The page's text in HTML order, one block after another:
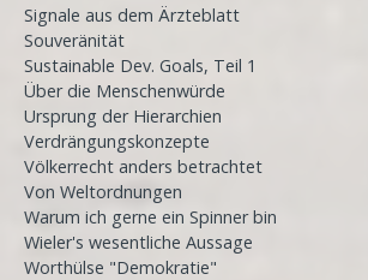
Signale aus dem Ärzteblatt
Souveränität
Sustainable Dev. Goals, Teil 1
Über die Menschenwürde
Ursprung der Hierarchien
Verdrängungskonzepte
Völkerrecht anders betrachtet
Von Weltordnungen
Warum ich gerne ein Spinner bin
Wieler's wesentliche Aussage
Worthülse "Demokratie"